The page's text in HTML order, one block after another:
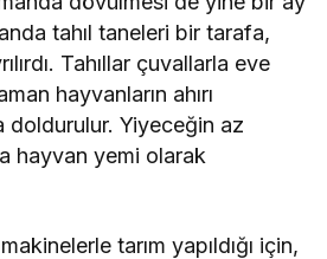
tahıl taneleri bir tarafa,
Tahıllar çuvallarla eve
hayvanların ahırı
doldurulur. Yiyeceğin az
hayvan yemi olarak
tarım yapıldığı için,